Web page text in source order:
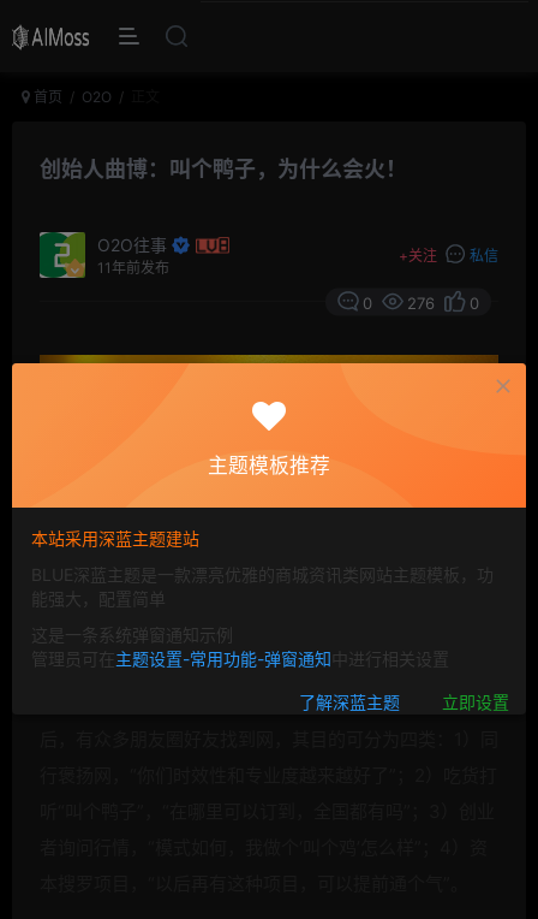
首页 O2O
创始人曲博：叫个鸭子，为什么会火！
O2O往事
11年前发布
+关注 私信
0 276 0
自《叫个鸭子，满足你对鸭子的一切幻想！》一炮走红
主题模板推荐
本站采用深蓝主题建站
BLUE深蓝主题是一款漂亮优雅的商城资讯类网站主题模板，功
能强大，配置简单
这是一条系统弹窗通知示例
管理员可在主题设置-常用功能-弹窗通知中进行相关设置
了解深蓝主题 立即设置